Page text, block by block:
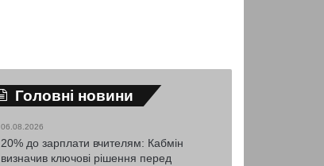
Головні новини
06.08.2026
20% до зарплати вчителям: Кабмін
визначив ключові рішення перед